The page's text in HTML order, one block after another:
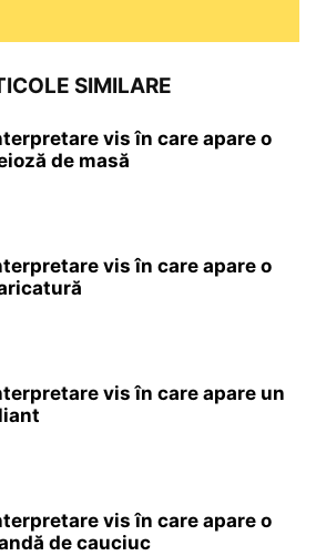
SIMILARE
vis în care apare o
de masă
vis în care apare o
vis în care apare un
vis în care apare o
de cauciuc